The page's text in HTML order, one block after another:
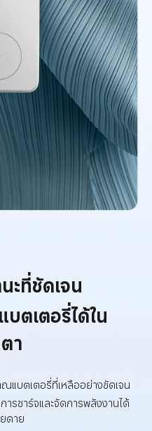
ะที่ชัดเจน
ตเตอรี่ได้ใน
า
แบตเตอรี่ที่เหลืออย่างชัดเจน
ารชาร์จและจัดการพลังงานได้
ดาย